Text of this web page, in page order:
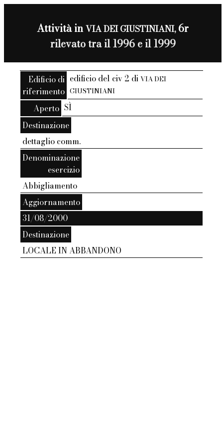
Attività inVIA DEI GIUSTINIANI,6r
rilevato tra il 1996 e il 1999
Edificio di
riferimento
edificio del civ 2 diVIA DEI
GIUSTINIANI
Aperto SÌ
Destinazione
dettaglio comm.
Denominazione
esercizio
Abbigliamento
Aggiornamento
31/08/2000
Destinazione
LOCALE IN ABBANDONO